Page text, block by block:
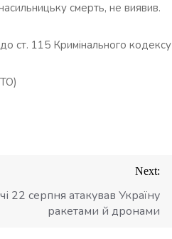
смерть, не виявив.
ст. 115 Кримінального кодексу
Next:
22 серпня атакував Україну
ракетами й дронами